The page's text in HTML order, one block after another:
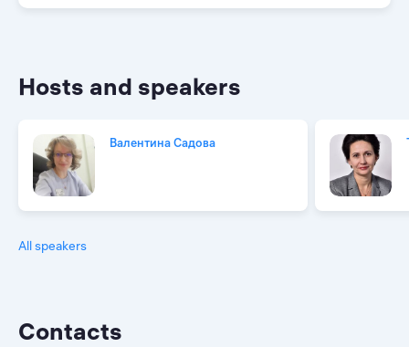
Hosts and speakers
Валентина Садова
All speakers
Contacts